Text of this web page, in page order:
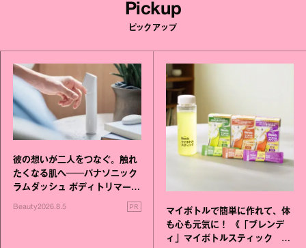
Pickup
ピックアップ
彼の想いが二人をつなぐ。触れ
たくなる肌へ──パナソニック
ラムダッシュ ボディトリマーが
Beauty2026.8.5 PR
マイボトルで簡単に作れて、体
も心も元気に！ 《「ブレンデ
ィ」マイボトルスティック い